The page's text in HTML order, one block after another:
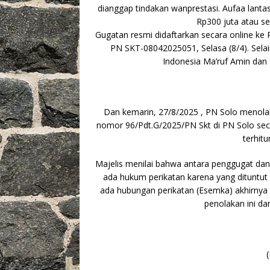
k
dianggap tindakan wanprestasi. Aufaa
Rp300 juta atau
Gugatan resmi didaftarkan secara online
PN SKT-08042025051, Selasa (8/4).
Indonesia Ma’ruf Amin
Dan kemarin, 27/8/2025 , PN Solo
nomor 96/Pdt.G/2025/PN Skt di PN Solo
Majelis menilai bahwa antara penggugat
ada hukum perikatan karena yang
ada hubungan perikatan (Esemka)
penolakan ini